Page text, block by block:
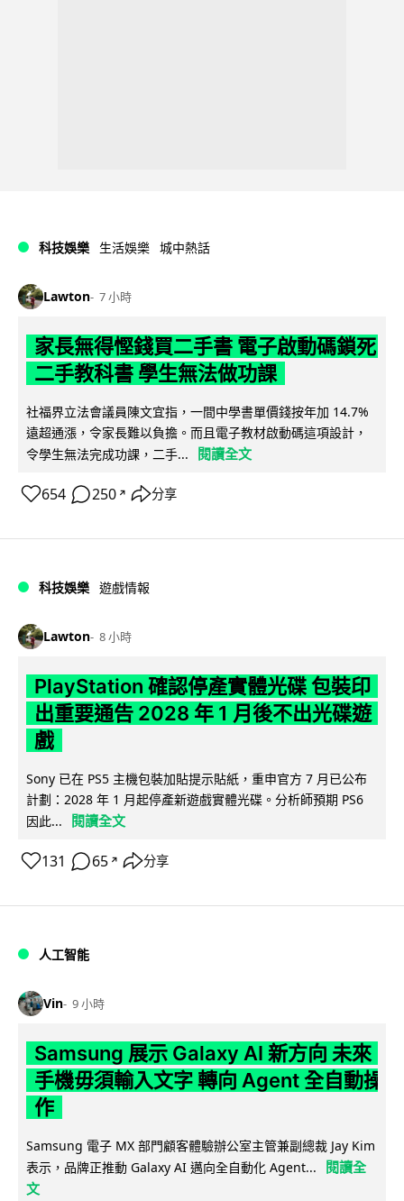
科技娛樂 生活娛樂 城中熱話
Lawton 7 小時
家長無得慳錢買二手書 電子啟動碼鎖死
二手教科書 學生無法做功課
社福界立法會議員陳文宜指，一間中學書單價錢按年加 14.7%
遠超通漲，令家長難以負擔。而且電子教材啟動碼這項設計，
令學生無法完成功課，二手...
閱讀全文
654 250 ↗ 分享
科技娛樂 遊戲情報
Lawton 8 小時
PlayStation 確認停產實體光碟 包裝印
出重要通告 2028 年 1 月後不出光碟遊
戲
Sony 已在 PS5 主機包裝加貼提示貼紙，重申官方 7 月已公布
計劃：2028 年 1 月起停產新遊戲實體光碟。分析師預期 PS6
因此...
閱讀全文
131 65 ↗ 分享
人工智能
Vin 9 小時
Samsung 展示 Galaxy AI 新方向 未來
手機毋須輸入文字 轉向 Agent 全自動操
作
Samsung 電子 MX 部門顧客體驗辦公室主管兼副總裁 Jay Kim
表示，品牌正推動 Galaxy AI 邁向全自動化 Agent...
閱讀全
文